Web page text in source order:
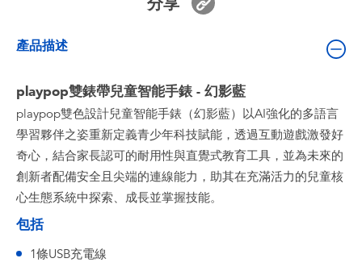
產品描述
playpop雙錶帶兒童智能手錶 - 幻影藍
playpop雙色設計兒童智能手錶（幻影藍）以AI強化的多語言
學習夥伴之姿重新定義青少年科技賦能，透過互動遊戲激發好
奇心，結合家長認可的耐用性與直覺式教育工具，並為未來的
創新者配備安全且尖端的連線能力，助其在充滿活力的兒童核
心生態系統中探索、成長並掌握技能。
包括
1條USB充電線